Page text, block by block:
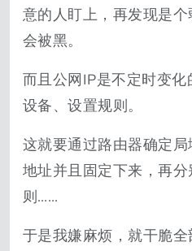
意的人盯上，再发现是
会被黑。
而且公网IP是不定时变
设备、设置规则。
这就要通过路由器确定
地址并且固定下来，再
则……
于是我嫌麻烦，就干脆